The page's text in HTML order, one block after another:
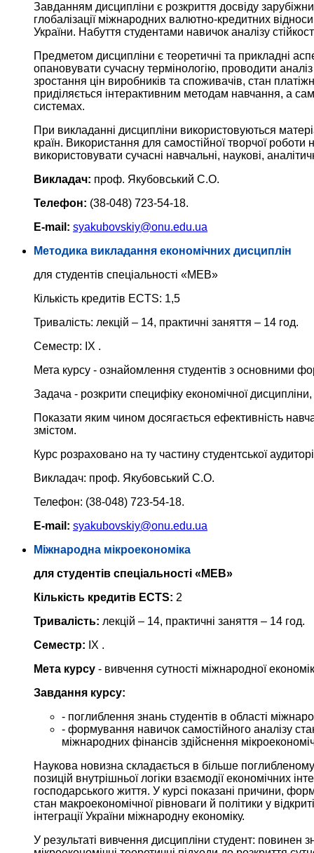
Завданням дисципліни є розкриття досвіду
глобалізації міжнародних валютно-кредитних
України. Набуття студентами навичок аналізу
Предметом дисципліни є теоретичні та прикладні
опановувати сучасну термінологію, проводити
зростання цін виробників та споживачів, стан
приділяється інтерактивним методам навчання, а
системах.
При викладанні дисципліни використовуються
країн. Використання для самостійної творчої
використовувати сучасні навчальні, наукові,
Викладач: проф. Якубовський С.О.
Телефон: (38-048) 723-54-18.
E-mail: syakubovskiy@onu.edu.ua
Методика викладання економічних дисциплін
для студентів спеціальності «МЕВ»
Кількість кредитів ECTS: 1,5
Тривалість: лекцій – 14, практичні заняття – 14 год.
Семестр: IX .
Мета курсу - ознайомлення студентів з основними
Задача - розкрити специфіку економічної
Показати яким чином досягається ефективність
змістом.
Курс розраховано на ту частину студентської
Викладач: проф. Якубовський С.О.
Телефон: (38-048) 723-54-18.
E-mail: syakubovskiy@onu.edu.ua
Міжнародна мікроекономіка
для студентів спеціальності «МЕВ»
Кількість кредитів ECTS: 2
Тривалість: лекцій – 14, практичні заняття – 14 год.
Семестр: IX .
Мета курсу - вивчення сутності міжнародної
Завдання курсу:
- поглиблення знань студентів в області
- формування навичок самостійного аналізу
міжнародних фінансів здійснення
Наукова новизна складається в більше поглибленому
позицій внутрішньої логіки взаємодії економічних
господарського життя. У курсі показані причини,
стан макроекономічної рівноваги й політики у
інтеграції України міжнародну економіку.
У результаті вивчення дисципліни студент: повинен